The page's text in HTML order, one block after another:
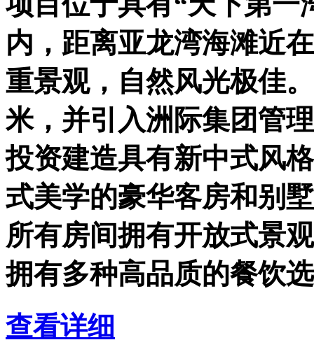
内，距离亚龙湾海滩近
重景观，自然风光极佳
米，并引入洲际集团管
投资建造具有新中式风
式美学的豪华客房和别
所有房间拥有开放式景
拥有多种高品质的餐饮
查看详细